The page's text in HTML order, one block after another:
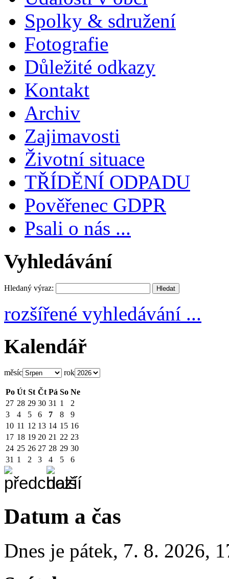
Spolky & sdružení
Fotografie
Důležité odkazy
Kontakt
Archiv
Zajimavosti
Životní situace
TŘÍDĚNÍ ODPADU
Pověřenec GDPR
Psali o nás ...
Vyhledávání
Hledaný výraz:
rozšířené vyhledávání ...
Kalendář
měsíc rok
Po Út St Čt Pá So Ne
27 28 29 30 31 1
2
3
4 5 6 7 8
9
10 11 12 13 14 15 16
17 18 19 20 21 22 23
24 25 26 27 28 29 30
31 1 2 3 4 5 6
Datum a čas
Dnes je pátek, 7. 8. 2026,